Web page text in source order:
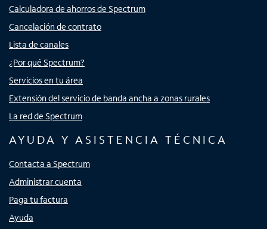
Calculadora de ahorros de Spectrum
Cancelación de contrato
Lista de canales
¿Por qué Spectrum?
Servicios en tu área
Extensión del servicio de banda ancha a zonas rurales
La red de Spectrum
AYUDA Y ASISTENCIA TÉCNICA
Contacta a Spectrum
Administrar cuenta
Paga tu factura
Ayuda